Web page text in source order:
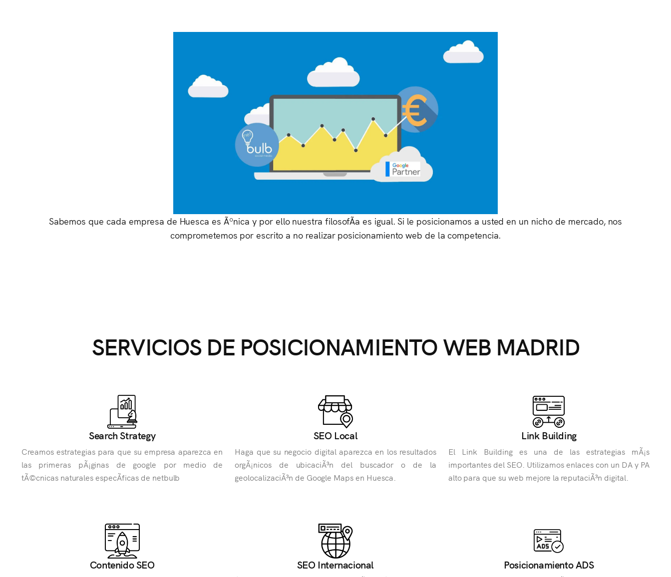
Sabemos que cada empresa de Huesca es Ãºnica y por ello nuestra filosofÃ­a es igual. Si le posicionamos a usted en un nicho de mercado, nos
comprometemos por escrito a no realizar posicionamiento web de la competencia.
SERVICIOS DE POSICIONAMIENTO WEB MADRID
Search Strategy
Creamos estrategias para que su empresa aparezca en
las primeras pÃ¡ginas de google por medio de
tÃ©cnicas naturales especÃ­ficas de netbulb
SEO Local
Haga que su negocio digital aparezca en los resultados
orgÃ¡nicos de ubicaciÃ³n del buscador o de la
geolocalizaciÃ³n de Google Maps en Huesca.
Link Building
El Link Building es una de las estrategias mÃ¡s
importantes del SEO. Utilizamos enlaces con un DA y PA
alto para que su web mejore la reputaciÃ³n digital.
Contenido SEO SEO Internacional Posicionamiento ADS